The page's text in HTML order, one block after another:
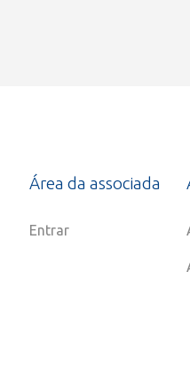
Área da associada
Entrar